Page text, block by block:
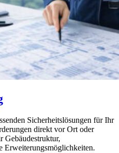
Sicherheitslösungen für Ihr
direkt vor Ort oder
Gebäudestruktur,
Erweiterungsmöglichkeiten.